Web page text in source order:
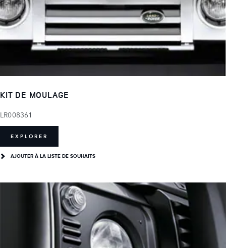
KIT DE MOULAGE
LR008361
EXPLORER
AJOUTER À LA LISTE DE SOUHAITS